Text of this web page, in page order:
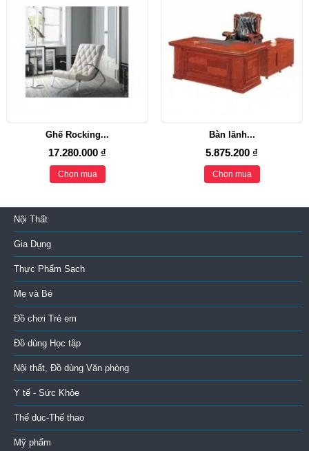
Ghế Rocking...
17.280.000 ₫
Chọn mua
Bàn lãnh...
5.875.200 ₫
Chọn mua
Nội Thất
Gia Dụng
Thực Phẩm Sạch
Mẹ và Bé
Đồ chơi Trẻ em
Đồ dùng Học tập
Nội thất, Đồ dùng Văn phòng
Y tế - Sức Khỏe
Thể dục-Thể thao
Mỹ phẩm